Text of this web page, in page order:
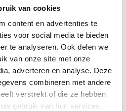
van cookies
content en advertenties te
voor social media te bieden
te analyseren. Ook delen we
van onze site met onze
adverteren en analyse. Deze
combineren met andere
verstrekt of die ze hebben
gebruik van hun services.
Venum